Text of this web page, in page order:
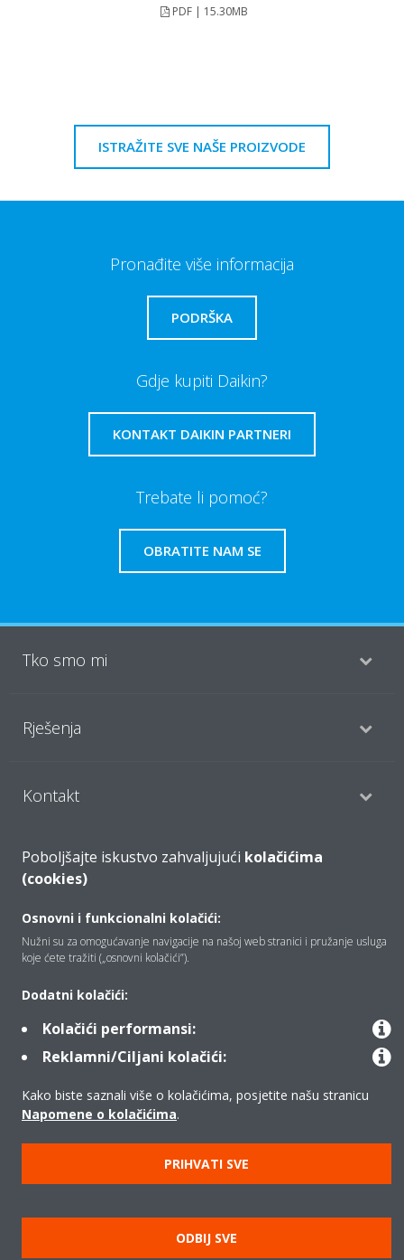
PDF | 15.30MB
ISTRAŽITE SVE NAŠE PROIZVODE
Pronađite više informacija
PODRŠKA
Gdje kupiti Daikin?
KONTAKT DAIKIN PARTNERI
Trebate li pomoć?
OBRATITE NAM SE
Tko smo mi
Rješenja
Kontakt
Proizvodi
Pravna napomena
Pravilnik o zaštiti privatnosti podataka
Poboljšajte iskustvo zahvaljujući kolačićima
(cookies)
Osnovni i funkcionalni kolačići:
Nužni su za omogućavanje navigacije na našoj web stranici i pružanje usluga
koje ćete tražiti („osnovni kolačići”).
Dodatni kolačići:
Kolačići performansi:
Reklamni/Ciljani kolačići:
Kako biste saznali više o kolačićima, posjetite našu stranicu
Napomene o kolačićima.
PRIHVATI SVE
ODBIJ SVE